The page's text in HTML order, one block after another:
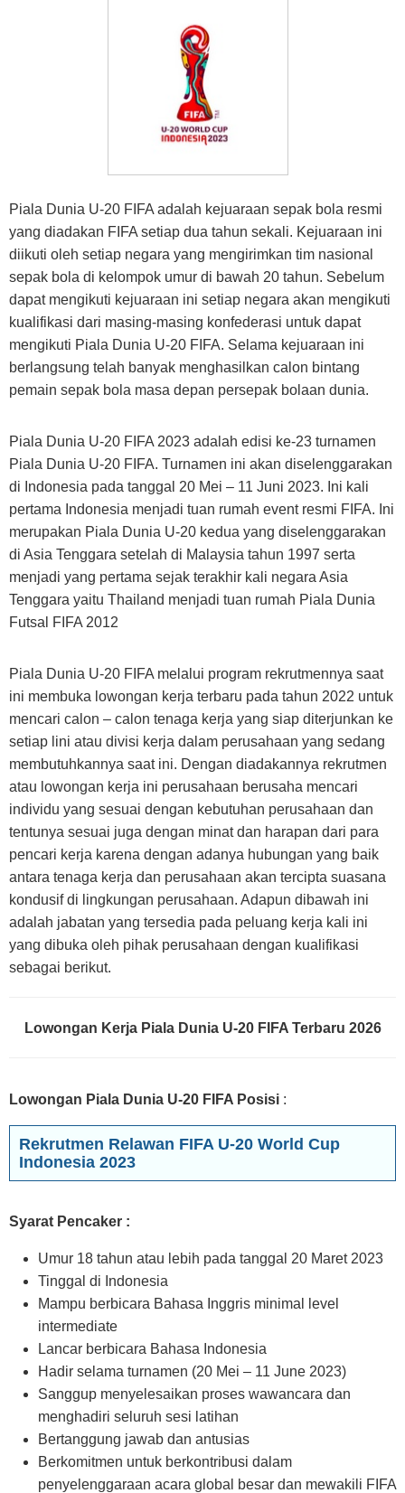
Piala Dunia U-20 FIFA adalah kejuaraan sepak bola resmi
yang diadakan FIFA setiap dua tahun sekali. Kejuaraan ini
diikuti oleh setiap negara yang mengirimkan tim nasional
sepak bola di kelompok umur di bawah 20 tahun. Sebelum
dapat mengikuti kejuaraan ini setiap negara akan mengikuti
kualifikasi dari masing-masing konfederasi untuk dapat
mengikuti Piala Dunia U-20 FIFA. Selama kejuaraan ini
berlangsung telah banyak menghasilkan calon bintang
pemain sepak bola masa depan persepak bolaan dunia.
Piala Dunia U-20 FIFA 2023 adalah edisi ke-23 turnamen
Piala Dunia U-20 FIFA. Turnamen ini akan diselenggarakan
di Indonesia pada tanggal 20 Mei – 11 Juni 2023. Ini kali
pertama Indonesia menjadi tuan rumah event resmi FIFA. Ini
merupakan Piala Dunia U-20 kedua yang diselenggarakan
di Asia Tenggara setelah di Malaysia tahun 1997 serta
menjadi yang pertama sejak terakhir kali negara Asia
Tenggara yaitu Thailand menjadi tuan rumah Piala Dunia
Futsal FIFA 2012
Piala Dunia U-20 FIFA melalui program rekrutmennya saat
ini membuka lowongan kerja terbaru pada tahun 2022 untuk
mencari calon – calon tenaga kerja yang siap diterjunkan ke
setiap lini atau divisi kerja dalam perusahaan yang sedang
membutuhkannya saat ini. Dengan diadakannya rekrutmen
atau lowongan kerja ini perusahaan berusaha mencari
individu yang sesuai dengan kebutuhan perusahaan dan
tentunya sesuai juga dengan minat dan harapan dari para
pencari kerja karena dengan adanya hubungan yang baik
antara tenaga kerja dan perusahaan akan tercipta suasana
kondusif di lingkungan perusahaan. Adapun dibawah ini
adalah jabatan yang tersedia pada peluang kerja kali ini
yang dibuka oleh pihak perusahaan dengan kualifikasi
sebagai berikut.
Lowongan Kerja Piala Dunia U-20 FIFA Terbaru 2026
Lowongan Piala Dunia U-20 FIFA Posisi :
Rekrutmen Relawan FIFA U-20 World Cup
Indonesia 2023
Syarat Pencaker :
Umur 18 tahun atau lebih pada tanggal 20 Maret 2023
Tinggal di Indonesia
Mampu berbicara Bahasa Inggris minimal level
intermediate
Lancar berbicara Bahasa Indonesia
Hadir selama turnamen (20 Mei – 11 June 2023)
Sanggup menyelesaikan proses wawancara dan
menghadiri seluruh sesi latihan
Bertanggung jawab dan antusias
Berkomitmen untuk berkontribusi dalam
penyelenggaraan acara global besar dan mewakili FIFA